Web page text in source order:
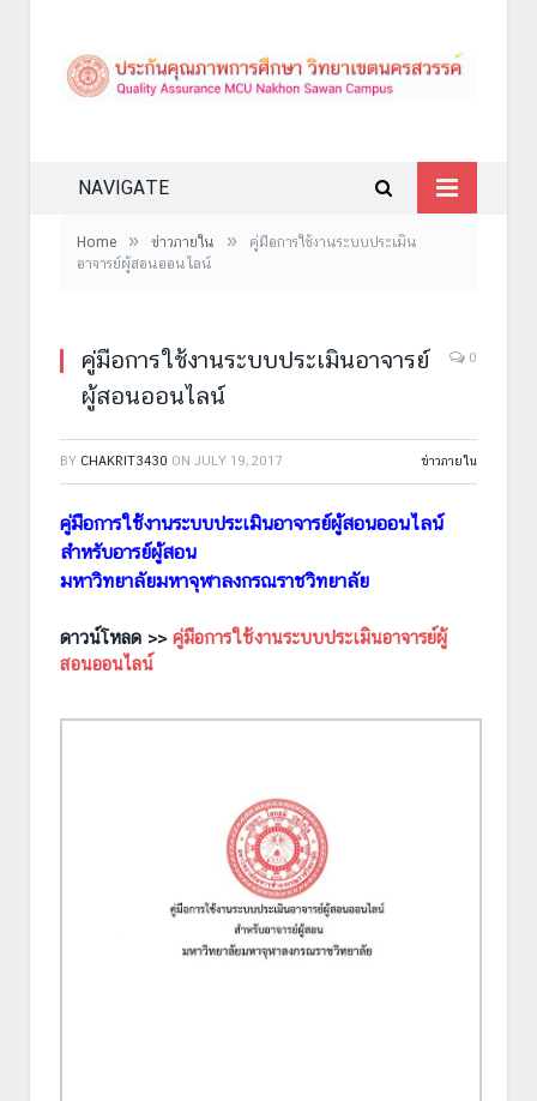
NAVIGATE
Home » ข่าวภายใน »
คู่มือการใช้งานระบบประเมิน
อาจารย์ผู้สอนออนไลน์
คู่มือการใช้งานระบบประเมินอาจารย์
ผู้สอนออนไลน์
0
BY CHAKRIT3430 ON JULY 19, 2017 ข่าวภายใน
คู่มือการใช้งานระบบประเมินอาจารย์ผู้สอนออนไลน์
สำหรับอารย์ผู้สอน
มหาวิทยาลัยมหาจุฬาลงกรณราชวิทยาลัย
ดาวน์โหลด >> คู่มือการใช้งานระบบประเมินอาจารย์ผู้
สอนออนไลน์